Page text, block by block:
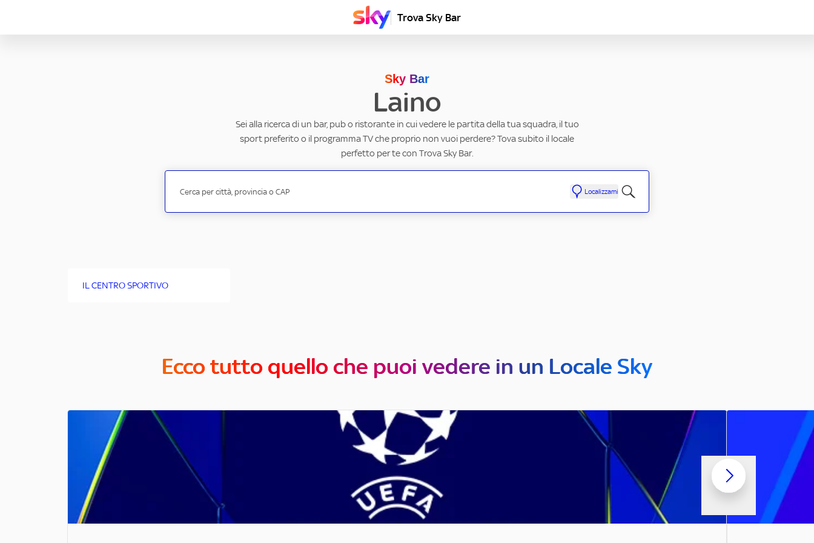
Trova Sky Bar
Sky Bar
Laino
Sei alla ricerca di un bar, pub o ristorante in cui vedere le partita della tua squadra, il tuo
sport preferito o il programma TV che proprio non vuoi perdere? Tova subito il locale
perfetto per te con Trova Sky Bar.
Localizzami
IL CENTRO SPORTIVO
Ecco tutto quello che puoi vedere in un Locale Sky